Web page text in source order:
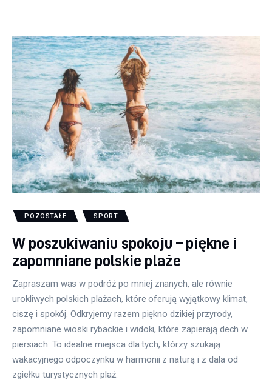
Zdrowie
POZOSTAŁE SPORT
W poszukiwaniu spokoju – piękne i
zapomniane polskie plaże
Zapraszam was w podróż po mniej znanych, ale równie
urokliwych polskich plażach, które oferują wyjątkowy klimat,
ciszę i spokój. Odkryjemy razem piękno dzikiej przyrody,
zapomniane wioski rybackie i widoki, które zapierają dech w
piersiach. To idealne miejsca dla tych, którzy szukają
wakacyjnego odpoczynku w harmonii z naturą i z dala od
zgiełku turystycznych plaż.